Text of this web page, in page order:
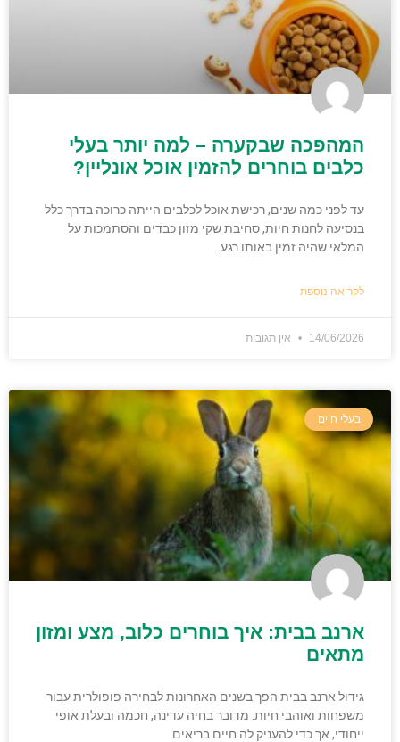
המהפכה שבקערה – למה יותר בעלי
כלבים בוחרים להזמין אוכל אונליין?
עד לפני כמה שנים, רכישת אוכל לכלבים הייתה כרוכה בדרך כלל
בנסיעה לחנות חיות, סחיבת שקי מזון כבדים והסתמכות על
המלאי שהיה זמין באותו רגע.
לקריאה נוספת
14/06/2026 אין תגובות
בעלי חיים
ארנב בבית: איך בוחרים כלוב, מצע ומזון
מתאים
גידול ארנב בבית הפך בשנים האחרונות לבחירה פופולרית עבור
משפחות ואוהבי חיות. מדובר בחיה עדינה, חכמה ובעלת אופי
ייחודי, אך כדי להעניק לה חיים בריאים